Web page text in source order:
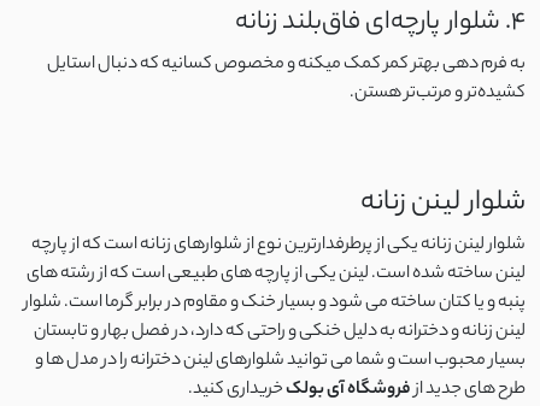
اسپندکس
نایلون
بابوس
اسلپ
4. شلوار پارچه‌ای فاق‌بلند زنانه
به فرم‌ دهی بهتر کمر کمک میکنه و مخصوص کسانیه که دنبال استایل
کشیده‌تر و مرتب‌تر هستن.
شلوار لینن زنانه
شلوار لینن زنانه یکی از پرطرفدارترین نوع از شلوارهای زنانه است که از پارچه
لینن ساخته شده است. لینن یکی از پارچه های طبیعی است که از رشته های
پنبه و یا کتان ساخته می شود و بسیار خنک و مقاوم در برابر گرما است. شلوار
لینن زنانه و دخترانه به دلیل خنکی و راحتی که دارد، در فصل بهار و تابستان
بسیار محبوب است و شما می توانید شلوارهای لینن دخترانه را در مدل ها و
طرح های جدید ازفروشگاه آی بولکخریداری کنید.